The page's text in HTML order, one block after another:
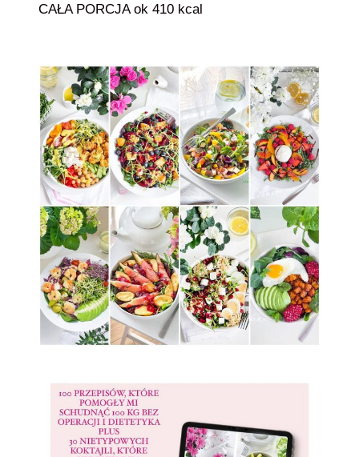
CAŁA PORCJA ok 410 kcal